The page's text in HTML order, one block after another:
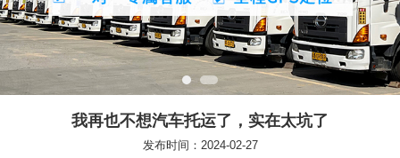
我再也不想汽车托运了，实在太坑了
发布时间：2024-02-27